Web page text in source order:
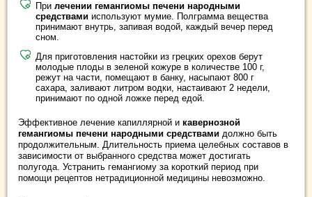
При лечении гемангиомы печени народными
средствами используют мумие. Полграмма вещества
принимают внутрь, запивая водой, каждый вечер перед
сном.
Для приготовления настойки из грецких орехов берут
молодые плоды в зеленой кожуре в количестве 100 г,
режут на части, помещают в банку, насыпают 800 г
сахара, заливают литром водки, настаивают 2 недели,
принимают по одной ложке перед едой.
Эффективное лечение капиллярной и кавернозной
гемангиомы печени народными средствами должно быть
продолжительным. Длительность приема целебных составов в
зависимости от выбранного средства может достигать
полугода. Устранить гемангиому за короткий период при
помощи рецептов нетрадиционной медицины невозможно.